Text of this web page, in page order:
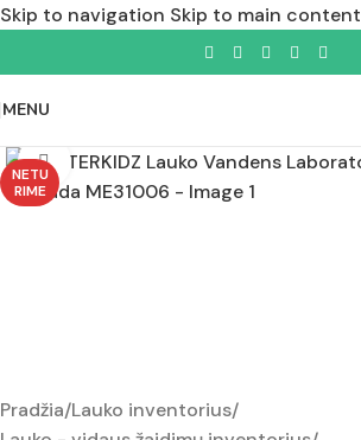
Skip to navigation Skip to main content
MENU
NETU
RIME
Padidinti nuotrauką
Pradžia/Lauko inventorius/